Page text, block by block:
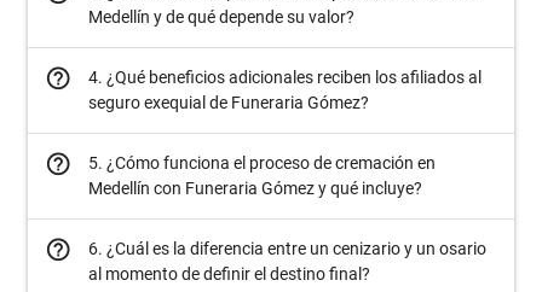
Medellín y de qué depende su valor?
help_outline
4. ¿Qué beneficios adicionales reciben los afiliados al
seguro exequial de Funeraria Gómez?
help_outline
5. ¿Cómo funciona el proceso de cremación en
Medellín con Funeraria Gómez y qué incluye?
help_outline
6. ¿Cuál es la diferencia entre un cenizario y un osario
al momento de definir el destino final?